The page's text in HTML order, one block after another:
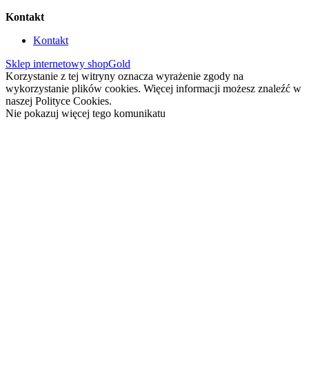
Kontakt
Kontakt
Sklep internetowy shopGold
Korzystanie z tej witryny oznacza wyrażenie zgody na
wykorzystanie plików cookies. Więcej informacji możesz znaleźć w
naszej Polityce Cookies.
Nie pokazuj więcej tego komunikatu